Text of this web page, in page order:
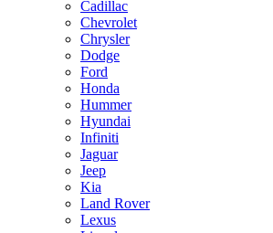
Cadillac
Chevrolet
Chrysler
Dodge
Ford
Honda
Hummer
Hyundai
Infiniti
Jaguar
Jeep
Kia
Land Rover
Lexus